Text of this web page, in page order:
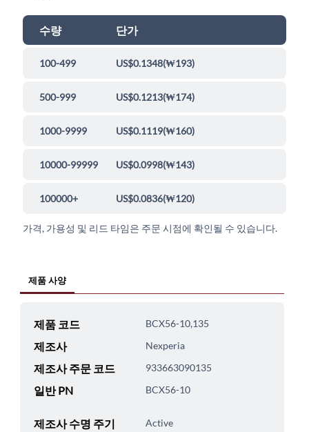
수량 단가
100-499 US$0.1348(₩193)
500-999 US$0.1213(₩174)
1000-9999 US$0.1119(₩160)
10000-99999 US$0.0998(₩143)
100000+ US$0.0836(₩120)
가격, 가용성 및 리드 타임은 주문 시점에 확인될 수 있습니다.
제품 사양
제품 코드 BCX56-10,135
제조사 Nexperia
제조사 주문 코드 933663090135
일반 PN BCX56-10
제조사 수명 주기 Active